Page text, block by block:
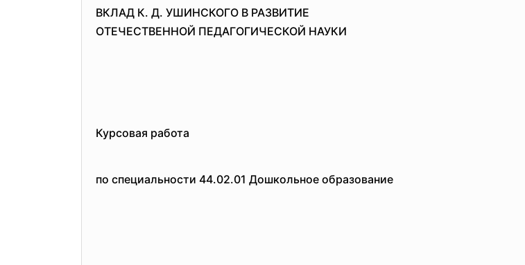
ВКЛАД К. Д. УШИНСКОГО В РАЗВИТИЕ
ОТЕЧЕСТВЕННОЙ ПЕДАГОГИЧЕСКОЙ НАУКИ
Курсовая работа
по специальности 44.02.01 Дошкольное образование